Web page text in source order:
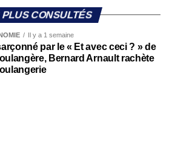
CONSULTÉS
Il y a 1 semaine
par le « Et avec ceci ? » de
Bernard Arnault rachète